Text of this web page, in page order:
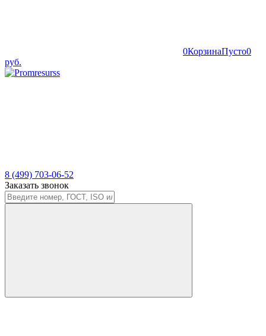
0КорзинаПусто0
руб.
8 (499) 703-06-52
Заказать звонок